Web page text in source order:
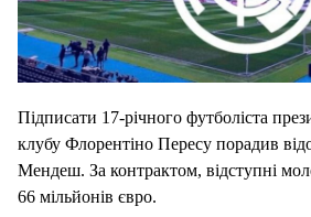
Підписати 17-річного футболіста
клубу Флорентіно Пересу порадив
Мендеш. За контрактом, відступні
66 мільйонів євро.